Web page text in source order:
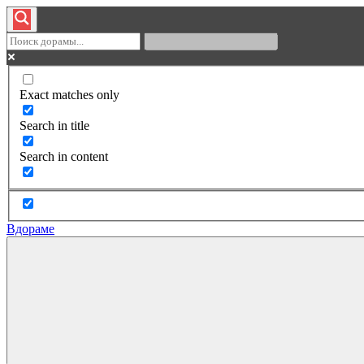
Exact matches only
Search in title
Search in content
Вдораме